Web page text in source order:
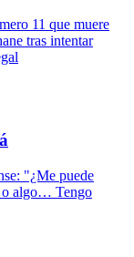
11 que muere
tras intentar
"¿Me puede
o algo… Tengo